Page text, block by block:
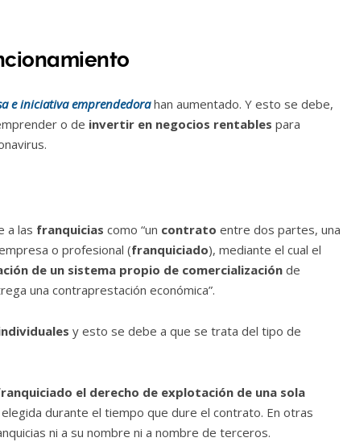
e iniciativa emprendedora han aumentado. Y esto se debe,
o de invertir en negocios rentables para
a las franquicias como “un contrato entre dos partes, una
o profesional (franquiciado), mediante el cual el
de un sistema propio de comercialización de
una contraprestación económica”.
y esto se debe a que se trata del tipo de
el derecho de explotación de una sola
durante el tiempo que dure el contrato. En otras
ni a su nombre ni a nombre de terceros.